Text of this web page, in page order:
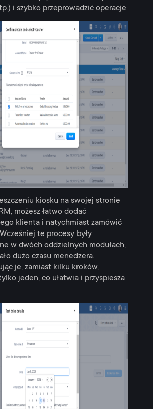
i szybko przeprowadzić operacje
kiosku na swojej stronie
możesz łatwo dodać
klienta i natychmiast zamówić
te procesy były
w dwóch oddzielnych modułach,
dużo czasu menedżera.
je, zamiast kilku kroków,
jeden, co ułatwia i przyspiesza